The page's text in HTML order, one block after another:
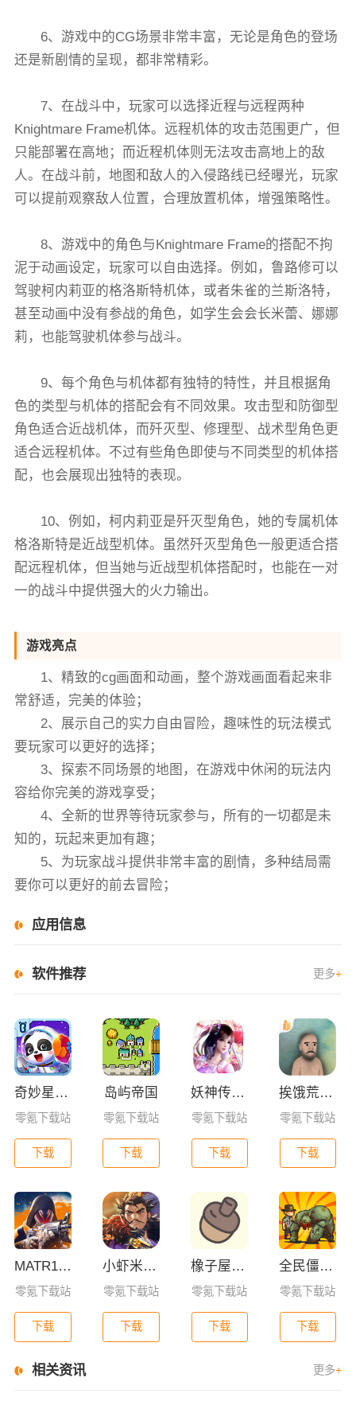
6、游戏中的CG场景非常丰富，无论是角色的登场
还是新剧情的呈现，都非常精彩。
7、在战斗中，玩家可以选择近程与远程两种
Knightmare Frame机体。远程机体的攻击范围更广，但
只能部署在高地；而近程机体则无法攻击高地上的敌
人。在战斗前，地图和敌人的入侵路线已经曝光，玩家
可以提前观察敌人位置，合理放置机体，增强策略性。
8、游戏中的角色与Knightmare Frame的搭配不拘
泥于动画设定，玩家可以自由选择。例如，鲁路修可以
驾驶柯内莉亚的格洛斯特机体，或者朱雀的兰斯洛特，
甚至动画中没有参战的角色，如学生会会长米蕾、娜娜
莉，也能驾驶机体参与战斗。
9、每个角色与机体都有独特的特性，并且根据角
色的类型与机体的搭配会有不同效果。攻击型和防御型
角色适合近战机体，而歼灭型、修理型、战术型角色更
适合远程机体。不过有些角色即使与不同类型的机体搭
配，也会展现出独特的表现。
10、例如，柯内莉亚是歼灭型角色，她的专属机体
格洛斯特是近战型机体。虽然歼灭型角色一般更适合搭
配远程机体，但当她与近战型机体搭配时，也能在一对
一的战斗中提供强大的火力输出。
游戏亮点
1、精致的cg画面和动画，整个游戏画面看起来非
常舒适，完美的体验；
2、展示自己的实力自由冒险，趣味性的玩法模式
要玩家可以更好的选择；
3、探索不同场景的地图，在游戏中休闲的玩法内
容给你完美的游戏享受；
4、全新的世界等待玩家参与，所有的一切都是未
知的，玩起来更加有趣；
5、为玩家战斗提供非常丰富的剧情，多种结局需
要你可以更好的前去冒险；
应用信息
软件推荐 更多+
奇妙星际宇航员
零氪下载站
下载
岛屿帝国
零氪下载站
下载
妖神传GM版
零氪下载站
下载
挨饿荒野联机版
零氪下载站
下载
MATR1X FIRE
零氪下载站
下载
小虾米战三国
零氪下载站
下载
橡子屋手游
零氪下载站
下载
全民僵尸大战mod修改器版
零氪下载站
下载
相关资讯 更多+